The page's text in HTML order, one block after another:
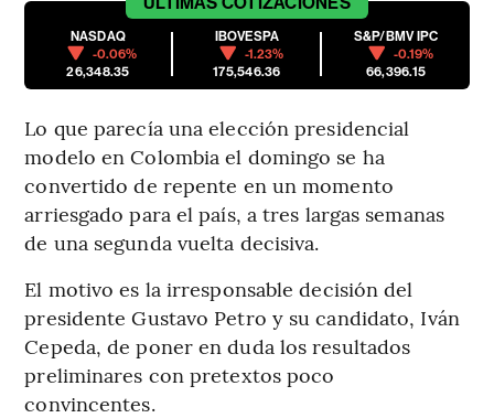
NASDAQ
-0.06%
26,348.35
IBOVESPA
-1.23%
175,546.36
S&P/BMV IPC
-0.19%
66,396.15
Lo que parecía una elección presidencial
modelo en Colombia el domingo se ha
convertido de repente en un momento
arriesgado para el país, a tres largas semanas
de una segunda vuelta decisiva.
El motivo es la irresponsable decisión del
presidente Gustavo Petro y su candidato, Iván
Cepeda, de poner en duda los resultados
preliminares con pretextos poco
convincentes.